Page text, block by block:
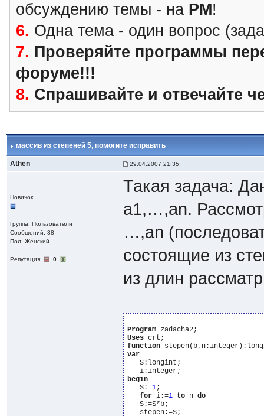
обсуждению темы - на PM!
6. Одна тема - один вопрос
7. Проверяйте программы
форуме!!!
8. Спрашивайте и отвечайте
массив из степеней 5, помогите исправить
Athen 29.04.2007 21:35
Новичок
Группа: Пользователи
Сообщений: 38
Пол: Женский
Репутация: 0
Такая задача:
a1,…,an.
…,an
состоящие из
из длин
Program
Uses
function
var
   S:longint;
begin
   S:=
1;
for i:=1 to n do
   S:=S*b;